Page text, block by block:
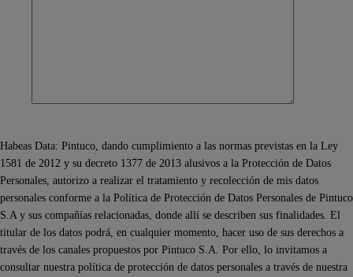
Habeas Data: Pintuco, dando cumplimiento a las normas previstas en la Ley
1581 de 2012 y su decreto 1377 de 2013 alusivos a la Protección de Datos
Personales, autorizo a realizar el tratamiento y recolección de mis datos
personales conforme a la Política de Protección de Datos Personales de Pintuco
S.A y sus compañías relacionadas, donde allí se describen sus finalidades. El
titular de los datos podrá, en cualquier momento, hacer uso de sus derechos a
través de los canales propuestos por Pintuco S.A. Por ello, lo invitamos a
consultar nuestra política de protección de datos personales a través de nuestra